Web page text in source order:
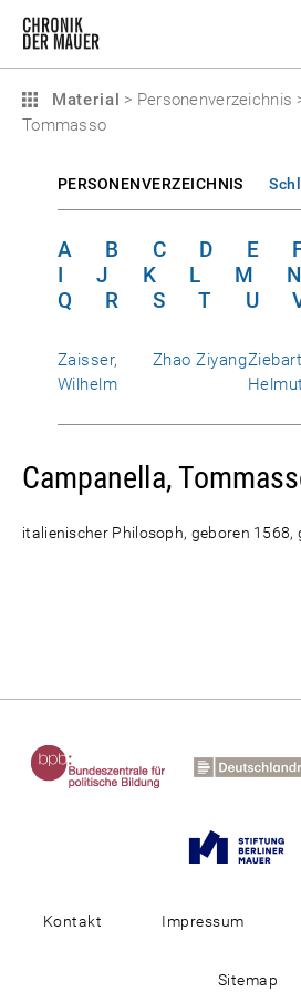
Material > Personenverzeichnis
Tommasso
PERSONENVERZEICHNIS
A B C D E
I
J K L M N
Q
R S T U
Zaisser,
Wilhelm
Zhao Ziyang
Campanella,
italienischer Philosoph, geboren 1568,
Kontakt Impressum
Sitemap